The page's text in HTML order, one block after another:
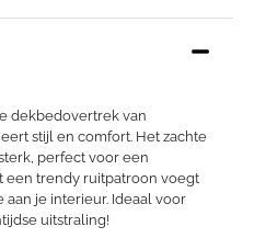
dekbedovertrek van
stijl en comfort. Het zachte
perfect voor een
een trendy ruitpatroon voegt
je interieur. Ideaal voor
uitstraling!